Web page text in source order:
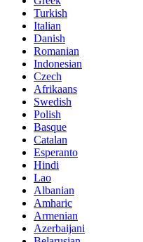
Turkish
Italian
Danish
Romanian
Indonesian
Czech
Afrikaans
Swedish
Polish
Basque
Catalan
Esperanto
Hindi
Lao
Albanian
Amharic
Armenian
Azerbaijani